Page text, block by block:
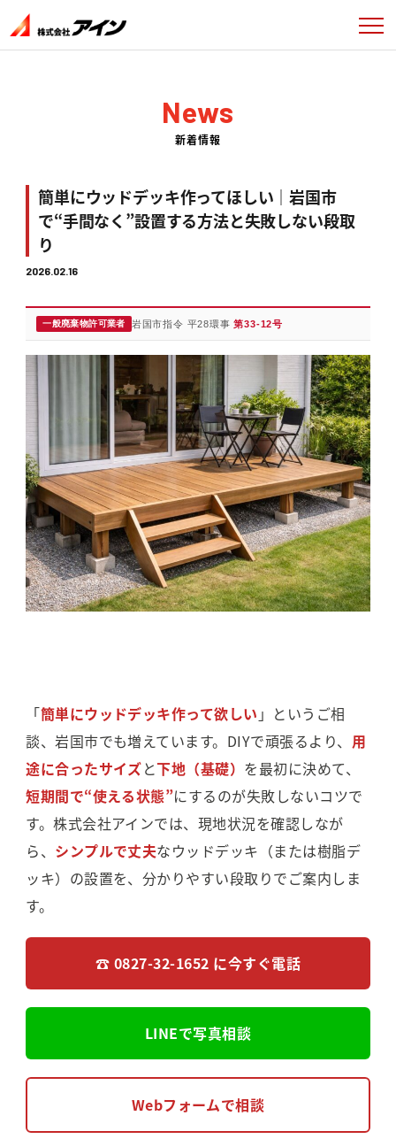
News
新着情報
簡単にウッドデッキ作ってほしい｜岩国市
で“手間なく”設置する方法と失敗しない段取
り
2026.02.16
一般廃棄物許可業者 岩国市指令 平28環事第33-12号
「簡単にウッドデッキ作って欲しい 」というご相
談、岩国市でも増えています。DIYで頑張るより、 用
途に合ったサイズと下地（基礎） を最初に決めて、
短期間で“使える状態”にするのが失敗しないコツで
す。株式会社アインでは、現地状況を確認しなが
ら、 シンプルで丈夫なウッドデッキ（または樹脂デ
ッキ）の設置を、分かりやすい段取りでご案内しま
す。
☎ 0827-32-1652 に今すぐ電話
LINEで写真相談
Webフォームで相談